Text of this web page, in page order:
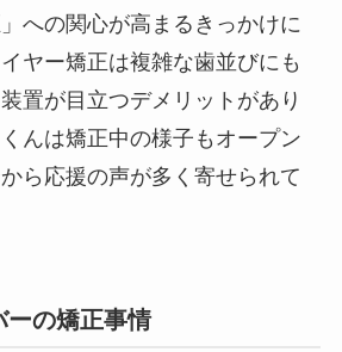
への関心が高まるきっかけに
ヤー矯正は複雑な歯並びにも
置が目立つデメリットがあり
んは矯正中の様子もオープン
ら応援の声が多く寄せられて
ーの矯正事情